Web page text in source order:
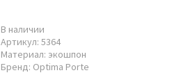
В наличии
Артикул: 5364
Материал: экошпон
Бренд: Optima Porte